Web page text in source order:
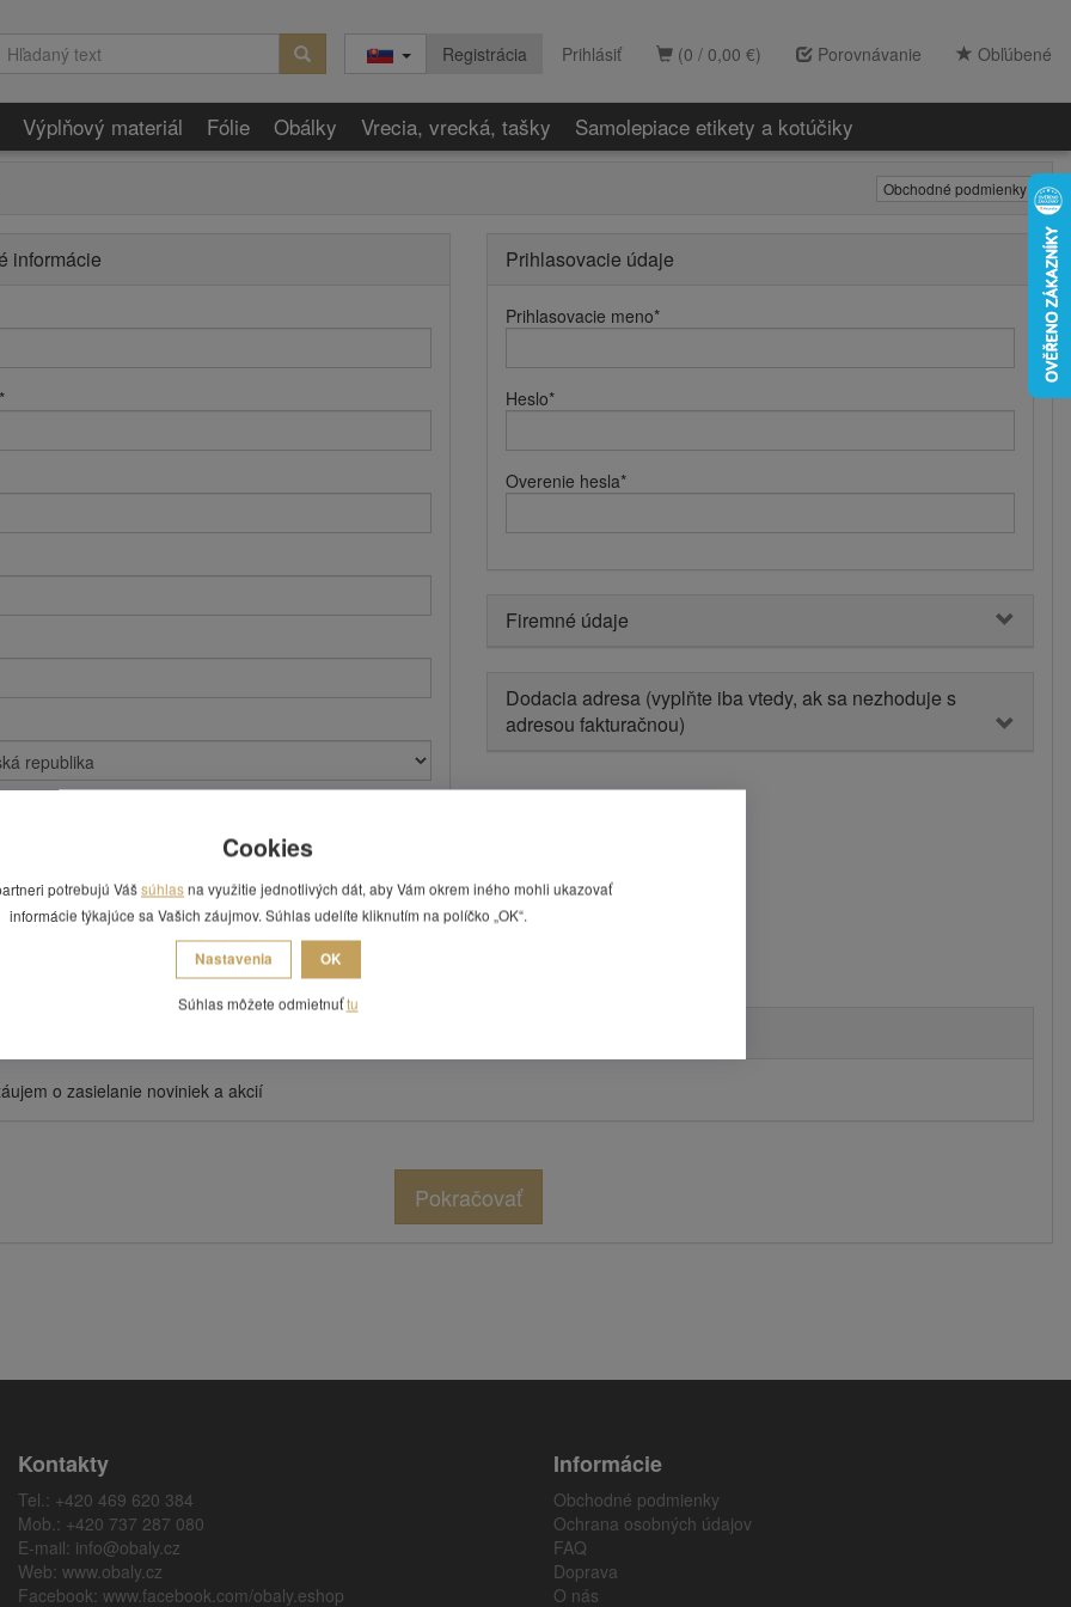
(0 / 0,00 €) Porovnávanie Obľúbené
Registrácia Prihlásiť
Výplňový materiál Fólie Obálky Vrecia, vrecká, tašky Samolepiace etikety a kotúčiky
Obchodné podmienky
informácie
*
Prihlasovacie údaje
Prihlasovacie meno*
Heslo*
Overenie hesla*
Firemné údaje
Dodacia adresa (vyplňte iba vtedy, ak sa nezhoduje s
adresou fakturačnou)
o zasielanie noviniek a akcií
Pokračovať
Kontakty
Tel.: +420 469 620 384
Mob.: +420 737 287 080
E-mail: info@obaly.cz
Web: www.obaly.cz
Facebook: www.facebook.com/obaly.eshop
Informácie
Obchodné podmienky
Ochrana osobných údajov
FAQ
Doprava
O nás
Cookies
potrebujú Vášsúhlasna využitie jednotlivých dát, aby Vám okrem iného mohli ukazovať
informácie týkajúce sa Vašich záujmov. Súhlas udelíte kliknutím na políčko „OK“.
Nastavenia OK
Súhlas môžete odmietnuťtu